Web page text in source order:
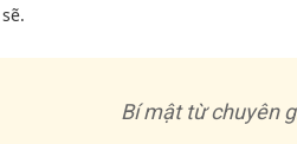
Bí mật từ chuyên